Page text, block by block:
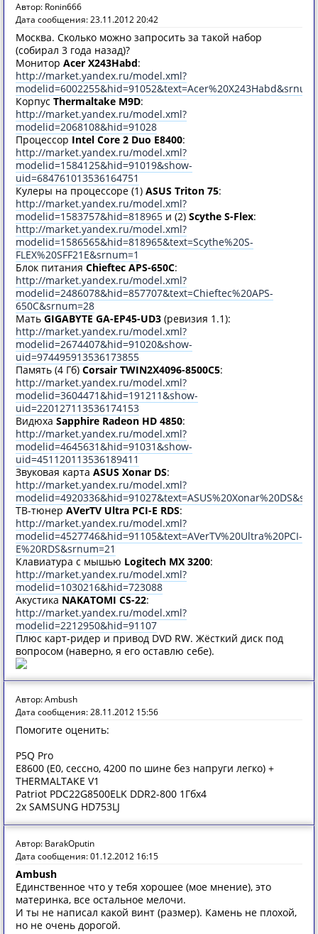
Автор: Ronin666
Дата сообщения: 23.11.2012 20:42
Москва. Сколько можно запросить за такой набор
(собирал 3 года назад)?
Монитор Acer X243Habd:
http://market.yandex.ru/model.xml?
Корпус Thermaltake M9D:
http://market.yandex.ru/model.xml?
modelid=2068108&hid=91028
Процессор Intel Core 2 Duo E8400:
http://market.yandex.ru/model.xml?
modelid=1584125&hid=91019&show-
uid=684761013536164751
Кулеры на процессоре (1) ASUS Triton 75:
http://market.yandex.ru/model.xml?
modelid=1583757&hid=818965 и (2) Scythe S-Flex:
http://market.yandex.ru/model.xml?
modelid=1586565&hid=818965&text=Scythe%20S-
FLEX%20SFF21E&srnum=1
Блок питания Chieftec APS-650C:
http://market.yandex.ru/model.xml?
modelid=2486078&hid=857707&text=Chieftec%20APS-
650C&srnum=28
Мать GIGABYTE GA-EP45-UD3 (ревизия 1.1):
http://market.yandex.ru/model.xml?
modelid=2674407&hid=91020&show-
uid=974495913536173855
Память (4 Гб) Corsair TWIN2X4096-8500C5:
http://market.yandex.ru/model.xml?
modelid=3604471&hid=191211&show-
uid=220127113536174153
Видюха Sapphire Radeon HD 4850:
http://market.yandex.ru/model.xml?
modelid=4645631&hid=91031&show-
uid=451120113536189411
Звуковая карта ASUS Xonar DS:
http://market.yandex.ru/model.xml?
ТВ-тюнер AVerTV Ultra PCI-E RDS:
http://market.yandex.ru/model.xml?
modelid=4527746&hid=91105&text=AVerTV%20Ultra%20PCI-
E%20RDS&srnum=21
Клавиатура с мышью Logitech MX 3200:
http://market.yandex.ru/model.xml?
modelid=1030216&hid=723088
Акустика NAKATOMI CS-22:
http://market.yandex.ru/model.xml?
modelid=2212950&hid=91107
Плюс карт-ридер и привод DVD RW. Жёсткий диск под
вопросом (наверно, я его оставлю себе).
Автор: Ambush
Дата сообщения: 28.11.2012 15:56
Помогите оценить:
P5Q Pro
E8600 (Е0, сессно, 4200 по шине без напруги легко) +
THERMALTAKE V1
Patriot PDC22G8500ELK DDR2-800 1Гбx4
2х SAMSUNG HD753LJ
Автор: BarakOputin
Дата сообщения: 01.12.2012 16:15
Ambush
Единственное что у тебя хорошее (мое мнение), это
материнка, все остальное мелочи.
И ты не написал какой винт (размер). Камень не плохой,
но не очень дорогой.